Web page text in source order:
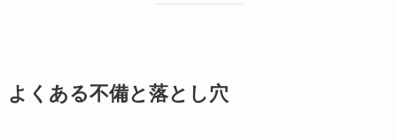
よくある不備と落とし穴